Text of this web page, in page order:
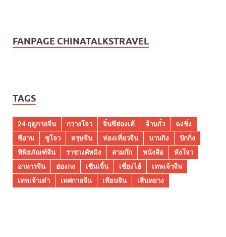
FANPAGE CHINATALKSTRAVEL
TAGS
24 ฤดูกาลจีน กวางโจว จิ๋นซีฮ่องเต้ จ้านกั๋ว
ฉงชิ่ง
ซีอาน
ซูโจว ตรุษจีน ท่องเที่ยวจีน นานกิง
ปักกิ่ง
พิพิธภัณฑ์จีน
ราชวงศ์หมิง สามก๊ก หนังสือ
หังโจว
อาหารจีน
ฮ่องกง เซิ่นเจิ้น เซี่ยงไฮ้
เทพเจ้าจีน
เทพเจ้าเต๋า
เทศกาลจีน เทียนจิน เสิ่นหยาง